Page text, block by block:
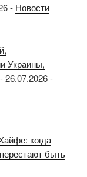
- Новости
Украины,
-26.07.2026-
когда
быть